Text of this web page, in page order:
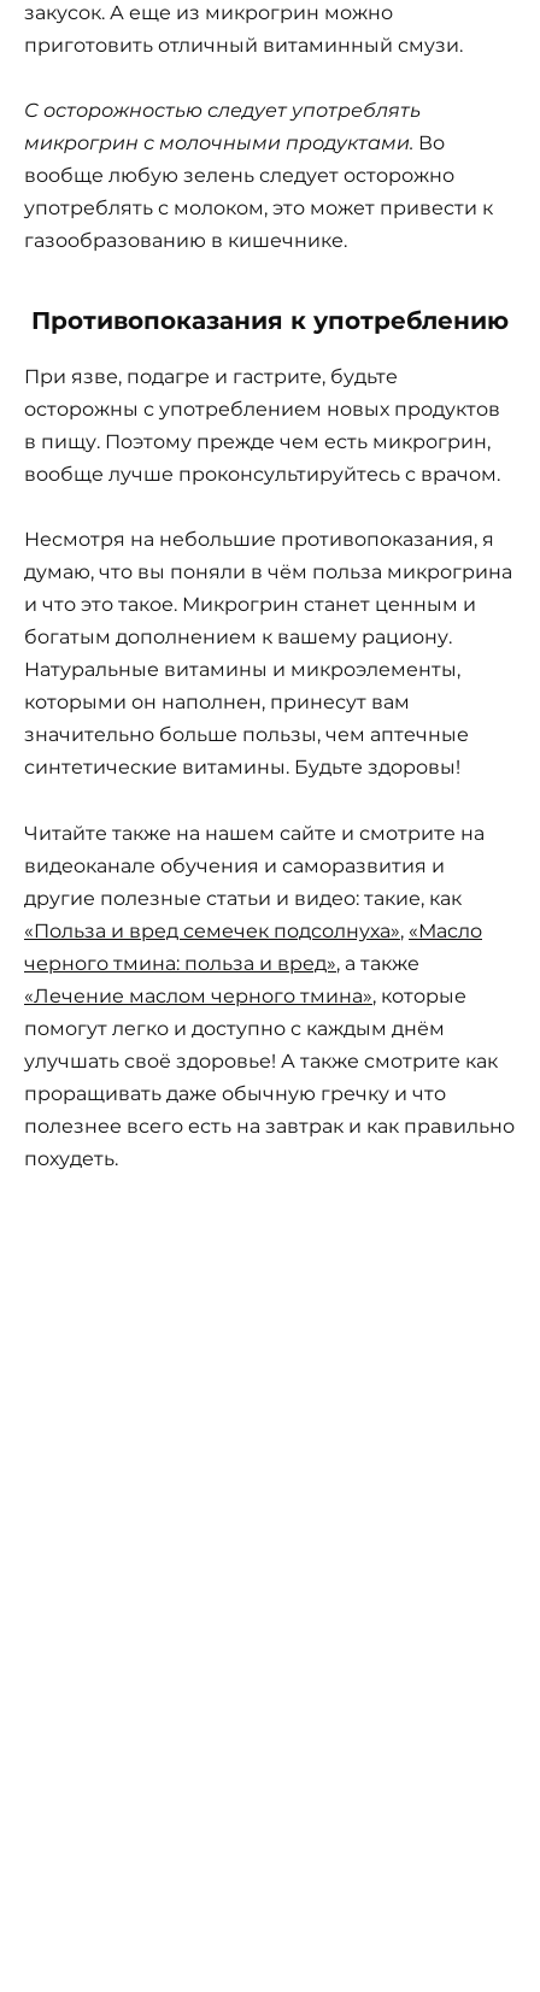
закусок. А еще из микрогрин можно
приготовить отличный витаминный смузи.
С осторожностью следует употреблять
микрогрин с молочными продуктами. Во
вообще любую зелень следует осторожно
употреблять с молоком, это может привести к
газообразованию в кишечнике.
Противопоказания к употреблению
При язве, подагре и гастрите, будьте
осторожны с употреблением новых продуктов
в пищу. Поэтому прежде чем есть микрогрин,
вообще лучше проконсультируйтесь с врачом.
Несмотря на небольшие противопоказания, я
думаю, что вы поняли в чём польза микрогрина
и что это такое. Микрогрин станет ценным и
богатым дополнением к вашему рациону.
Натуральные витамины и микроэлементы,
которыми он наполнен, принесут вам
значительно больше пользы, чем аптечные
синтетические витамины. Будьте здоровы!
Читайте также на нашем сайте и смотрите на
видеоканале обучения и саморазвития и
другие полезные статьи и видео: такие, как
«Польза и вред семечек подсолнуха», «Масло
черного тмина: польза и вред», а также
«Лечение маслом черного тмина», которые
помогут легко и доступно с каждым днём
улучшать своё здоровье! А также смотрите как
проращивать даже обычную гречку и что
полезнее всего есть на завтрак и как правильно
похудеть.